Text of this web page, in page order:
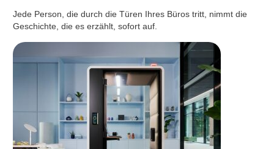
Jede Person, die durch die Türen Ihres Büros tritt, nimmt die
Geschichte, die es erzählt, sofort auf.